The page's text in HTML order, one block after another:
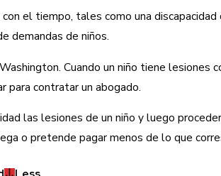
el tiempo, tales como una discapacidad
demandas de niños.
Cuando un niño tiene lesiones
para contratar un abogado.
las lesiones de un niño y luego
o pretende pagar menos de lo que